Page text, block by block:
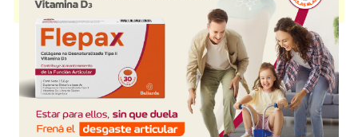
presentación disponible.
Explorar más
Otros productos con
levonorgestrel+etinilestradiol
Otros productos deMicrosules Arg.